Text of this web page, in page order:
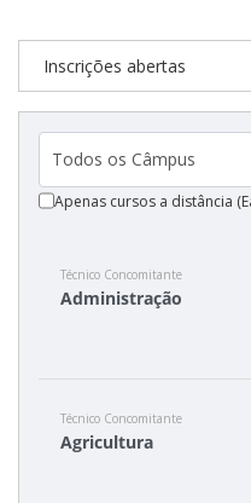
Orientações para Matrícula
Estatísticas dos
Cadastro de interesse
Inscrições abertas
Apenas cursos a distância
Técnico Concomitante
Administração
Técnico Concomitante
Agricultura